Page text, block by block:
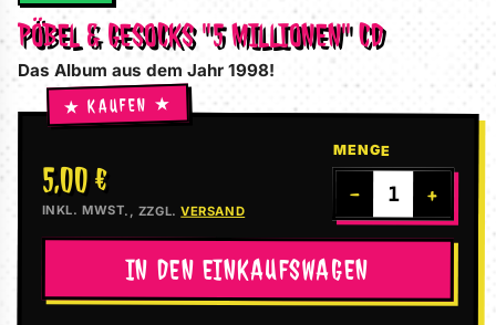
PÖBEL & GESOCKS "5 MILLIONEN" CD
Das Album aus dem Jahr 1998!
5,00 €
INKL. MWST., ZZGL.VERSAND
MENGE
− +
IN DEN EINKAUFSWAGEN